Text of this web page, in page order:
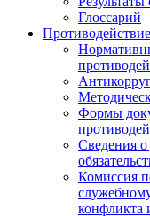
Глоссарий
Формы
Сведения о
Комиссия
конфликта